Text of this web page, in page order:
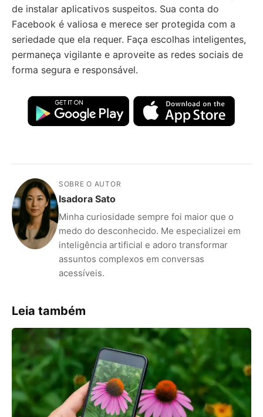
de instalar aplicativos suspeitos. Sua conta do
Facebook é valiosa e merece ser protegida com a
seriedade que ela requer. Faça escolhas inteligentes,
permaneça vigilante e aproveite as redes sociais de
forma segura e responsável.
SOBRE O AUTOR
Isadora Sato
Minha curiosidade sempre foi maior que o
medo do desconhecido. Me especializei em
inteligência artificial e adoro transformar
assuntos complexos em conversas
acessíveis.
Leia também